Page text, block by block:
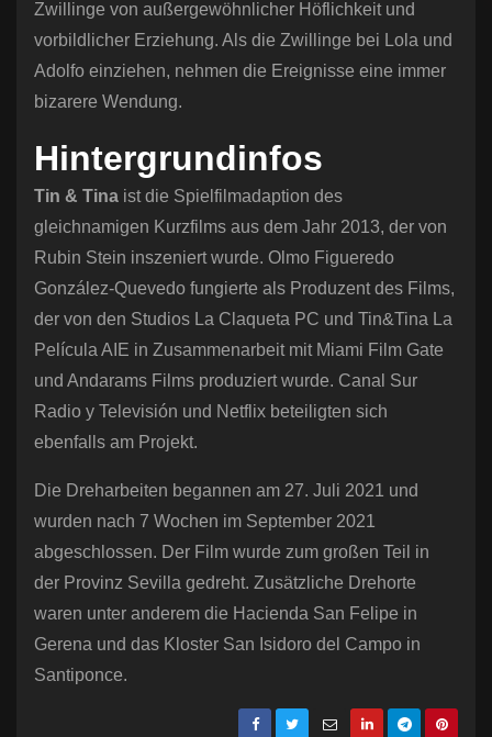
Zwillinge von außergewöhnlicher Höflichkeit und
vorbildlicher Erziehung. Als die Zwillinge bei Lola und
Adolfo einziehen, nehmen die Ereignisse eine immer
bizarere Wendung.
Hintergrundinfos
Tin & Tina ist die Spielfilmadaption des
gleichnamigen Kurzfilms aus dem Jahr 2013, der von
Rubin Stein inszeniert wurde. Olmo Figueredo
González-Quevedo fungierte als Produzent des Films,
der von den Studios La Claqueta PC und Tin&Tina La
Película AIE in Zusammenarbeit mit Miami Film Gate
und Andarams Films produziert wurde. Canal Sur
Radio y Televisión und Netflix beteiligten sich
ebenfalls am Projekt.
Die Dreharbeiten begannen am 27. Juli 2021 und
wurden nach 7 Wochen im September 2021
abgeschlossen. Der Film wurde zum großen Teil in
der Provinz Sevilla gedreht. Zusätzliche Drehorte
waren unter anderem die Hacienda San Felipe in
Gerena und das Kloster San Isidoro del Campo in
Santiponce.